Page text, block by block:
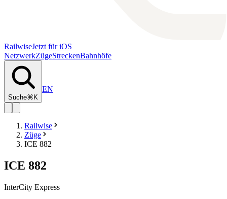
RailwiseJetzt für iOS
NetzwerkZügeStreckenBahnhöfe
Suche⌘K
EN
Railwise
Züge
ICE 882
ICE 882
InterCity Express